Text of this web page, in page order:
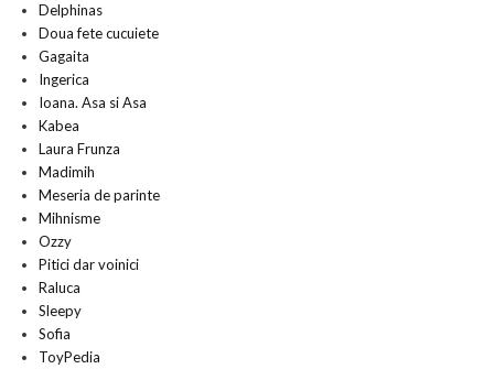
Delphinas
Doua fete cucuiete
Gagaita
Ingerica
Ioana. Asa si Asa
Kabea
Laura Frunza
Madimih
Meseria de parinte
Mihnisme
Ozzy
Pitici dar voinici
Raluca
Sleepy
Sofia
ToyPedia